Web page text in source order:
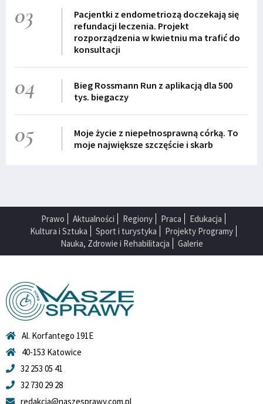
03
Pacjentki z endometriozą doczekają się
refundacji leczenia. Projekt
rozporządzenia w kwietniu ma trafić do
konsultacji
04
Bieg Rossmann Run z aplikacją dla 500
tys. biegaczy
05
Moje życie z niepełnosprawną córką. To
moje największe szczęście i skarb
Prawo Aktualności Regiony Praca
Edukacja
Kultura i Sztuka
Sport i turystyka
Projekty Programy
Nauka, Zdrowie i Rehabilitacja
Galerie
Al. Korfantego 191E
40-153 Katowice
32 253 05 41
32 730 29 28
redakcja@naszesprawy.com.pl